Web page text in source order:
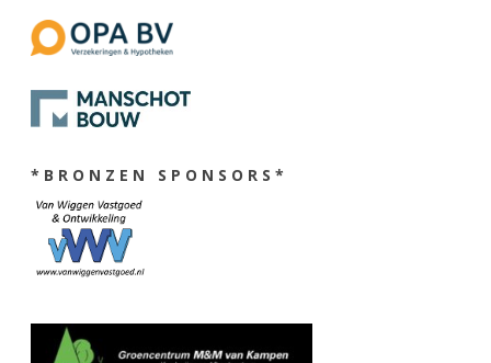
* B R O N Z E N S P O N S O R S *